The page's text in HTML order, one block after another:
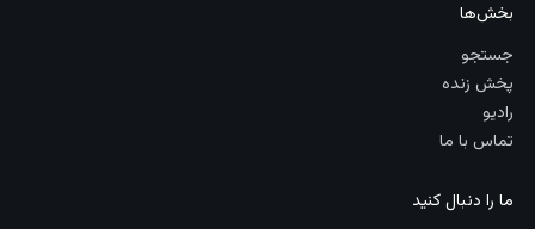
بخش‌ها
جستجو
پخش زنده
رادیو
تماس با ما
ما را دنبال کنید